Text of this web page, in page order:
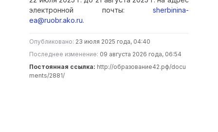
электронной почты: sherbinina-
ea@ruobr.ako.ru.
Опубликовано: 23 июля 2025 года, 04:40
Последнее изменение: 09 августа 2026 года, 06:54
Постоянная ссылка: http://образование42.рф/docu
ments/2881/